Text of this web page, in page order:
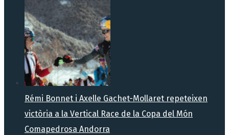
Rémi Bonnet i Axelle Gachet-Mollaret repeteixen
victòria a la Vertical Race de la Copa del Món
Comapedrosa Andorra